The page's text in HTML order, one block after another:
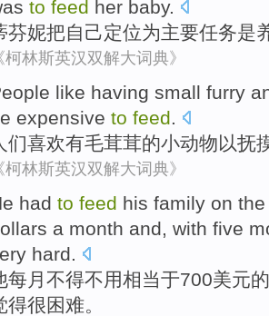
to feed her baby.
芬妮把自己定位为主要任务是
柯林斯英汉双解大词典》
like having small furry
expensive to feed.
们喜欢有毛茸茸的小动物以抚
柯林斯英汉双解大词典》
had to feed his family on the
a month and, with five
hard.
每月 不得不用相当于700美元的
得很困难。